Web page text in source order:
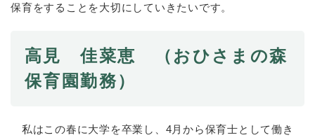
保育をすることを大切にしていきたいです。
高見 佳菜恵 （おひさまの森
保育園勤務）
私はこの春に大学を卒業し、4月から保育士として働き